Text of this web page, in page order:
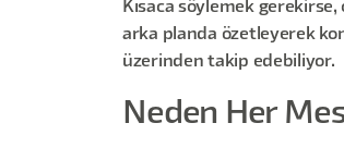
Kısaca söylemek
arka planda özetleyerek
üzerinden takip edebiliyor.
Neden Her